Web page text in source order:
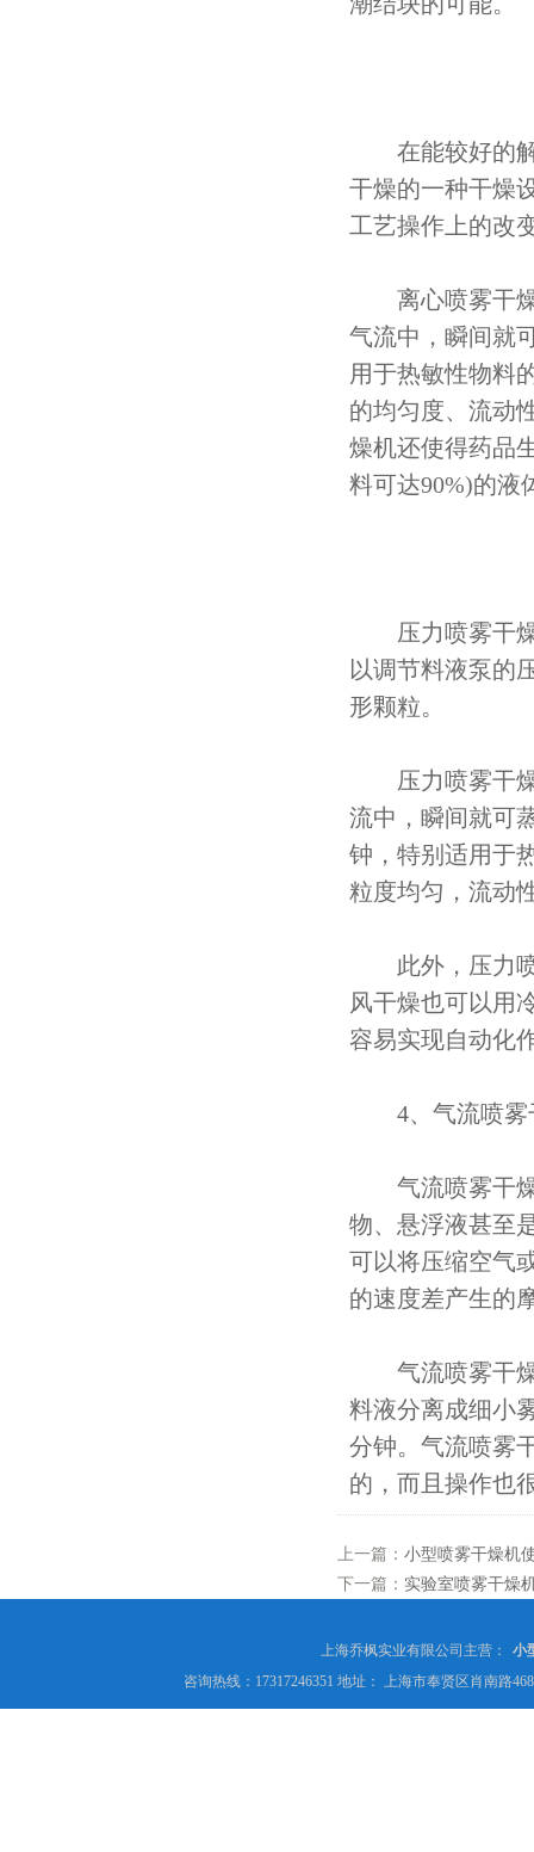
在能较好的解
干燥的一种干燥
工艺操作上的改
离心喷雾干燥
气流中，瞬间就
用于热敏性物料
的均匀度、流动
燥机还使得药品
料可达90%)的液
压力喷雾干燥
以调节料液泵的
形颗粒。
压力喷雾干燥
流中，瞬间就可
钟，特别适用于
粒度均匀，流动
此外，压力喷
风干燥也可以用
容易实现自动化
4、气流喷雾
气流喷雾干燥
物、悬浮液甚至
可以将压缩空气
的速度差产生的
气流喷雾干燥
料液分离成细小
分钟。气流喷雾
的，而且操作也
上一篇： 小型喷雾干燥机
下一篇： 实验室喷雾干燥
上海乔枫实业有限公司主营：
小
咨询热线：17317246351 地址： 上海市奉贤区肖南路